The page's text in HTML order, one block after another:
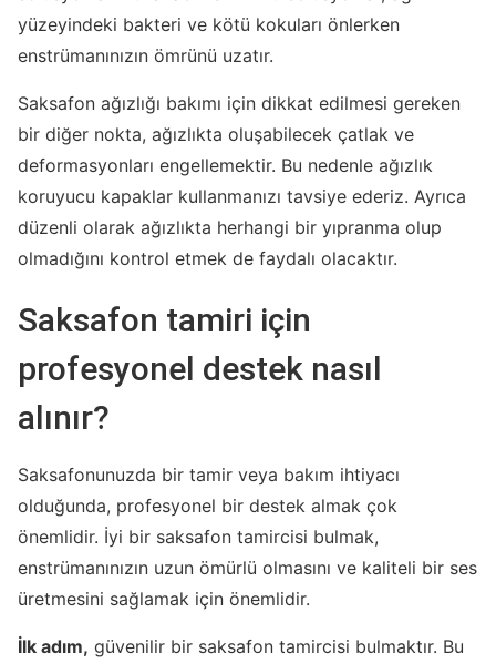
yüzeyindeki bakteri ve kötü kokuları önlerken
enstrümanınızın ömrünü uzatır.
Saksafon ağızlığı bakımı için dikkat edilmesi gereken
bir diğer nokta, ağızlıkta oluşabilecek çatlak ve
deformasyonları engellemektir. Bu nedenle ağızlık
koruyucu kapaklar kullanmanızı tavsiye ederiz. Ayrıca
düzenli olarak ağızlıkta herhangi bir yıpranma olup
olmadığını kontrol etmek de faydalı olacaktır.
Saksafon tamiri için
profesyonel destek nasıl
alınır?
Saksafonunuzda bir tamir veya bakım ihtiyacı
olduğunda, profesyonel bir destek almak çok
önemlidir. İyi bir saksafon tamircisi bulmak,
enstrümanınızın uzun ömürlü olmasını ve kaliteli bir ses
üretmesini sağlamak için önemlidir.
İlk adım, güvenilir bir saksafon tamircisi bulmaktır. Bu